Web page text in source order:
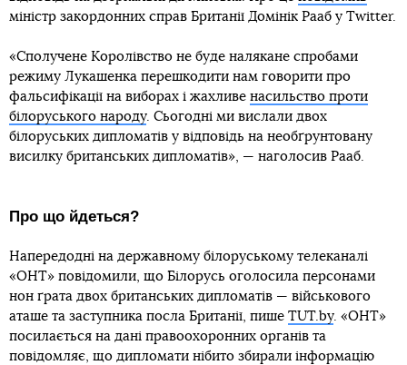
міністр закордонних справ Британії Домінік Рааб у Twitter.
«Сполучене Королівство не буде налякане спробами
режиму Лукашенка перешкодити нам говорити про
фальсифікації на виборах і жахливе насильство проти
білоруського народу. Сьогодні ми вислали двох
білоруських дипломатів у відповідь на необґрунтовану
висилку британських дипломатів», — наголосив Рааб.
Про що йдеться?
Напередодні на державному білоруському телеканалі
«ОНТ» повідомили, що Білорусь оголосила персонами
нон ґрата двох британських дипломатів — військового
аташе та заступника посла Британії, пише TUT.by. «ОНТ»
посилається на дані правоохоронних органів та
повідомляє, що дипломати нібито збирали інформацію